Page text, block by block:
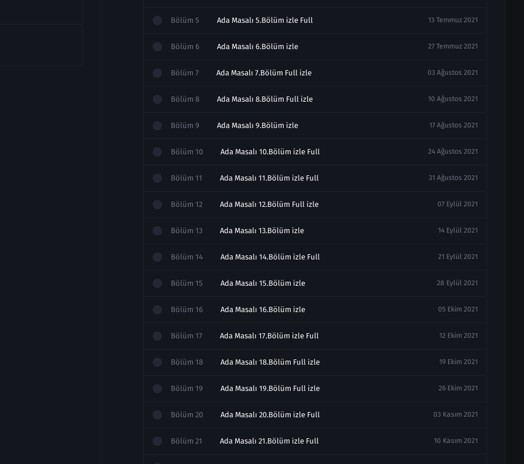
Bölüm 5 Ada Masalı 5.Bölüm izle Full 13 Temmuz 2021
Bölüm 6 Ada Masalı 6.Bölüm izle 27 Temmuz 2021
Bölüm 7 Ada Masalı 7.Bölüm Full izle 03 Ağustos 2021
Bölüm 8 Ada Masalı 8.Bölüm Full izle 10 Ağustos 2021
Bölüm 9 Ada Masalı 9.Bölüm izle 17 Ağustos 2021
Bölüm 10 Ada Masalı 10.Bölüm izle Full 24 Ağustos 2021
Bölüm 11 Ada Masalı 11.Bölüm izle Full 31 Ağustos 2021
Bölüm 12 Ada Masalı 12.Bölüm Full izle 07 Eylül 2021
Bölüm 13 Ada Masalı 13.Bölüm izle 14 Eylül 2021
Bölüm 14 Ada Masalı 14.Bölüm izle Full 21 Eylül 2021
Bölüm 15 Ada Masalı 15.Bölüm izle 28 Eylül 2021
Bölüm 16 Ada Masalı 16.Bölüm izle 05 Ekim 2021
Bölüm 17 Ada Masalı 17.Bölüm izle Full 12 Ekim 2021
Bölüm 18 Ada Masalı 18.Bölüm Full izle 19 Ekim 2021
Bölüm 19 Ada Masalı 19.Bölüm Full izle 26 Ekim 2021
Bölüm 20 Ada Masalı 20.Bölüm izle Full 03 Kasım 2021
Bölüm 21 Ada Masalı 21.Bölüm izle Full 10 Kasım 2021